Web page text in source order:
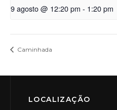
9 agosto @ 12:20 pm - 1:20 pm
Caminhada
LOCALIZAÇÃO